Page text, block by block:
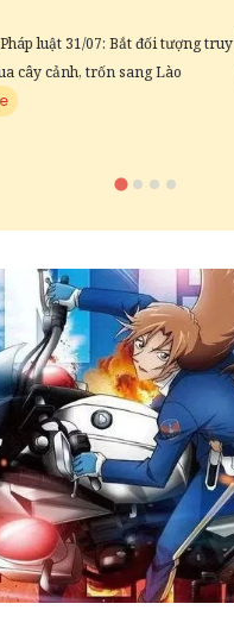
luật 31/07: Bắt đối tượng truy
cây cảnh, trốn sang Lào